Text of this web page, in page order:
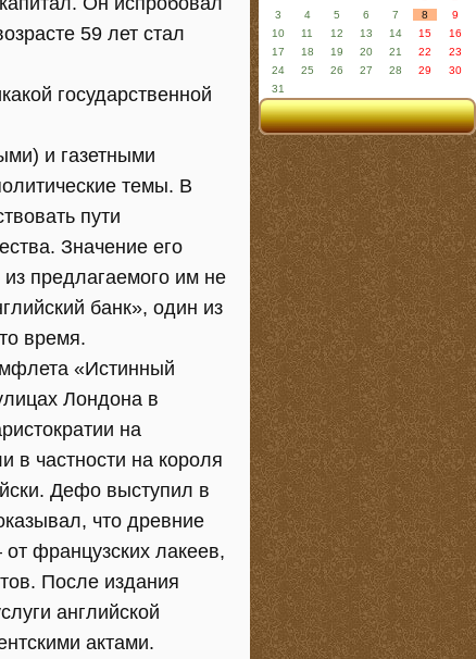
59 лет стал
государственной
и газетными
темы. В
пути
Значение его
предлагаемого им не
банк», один из
время.
«Истинный
Лондона в
на
в частности на короля
Дефо выступил в
что древние
французских лакеев,
После издания
английской
актами.
3
4 5 6 7 8
9
10
11 12 13 14 15
16
17
18 19 20 21 22
23
24
25 26 27 28 29
30
31